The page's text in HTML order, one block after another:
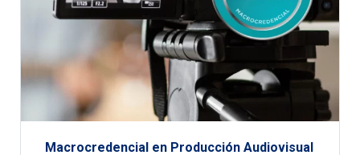
Macrocredencial en Producción Audiovisual